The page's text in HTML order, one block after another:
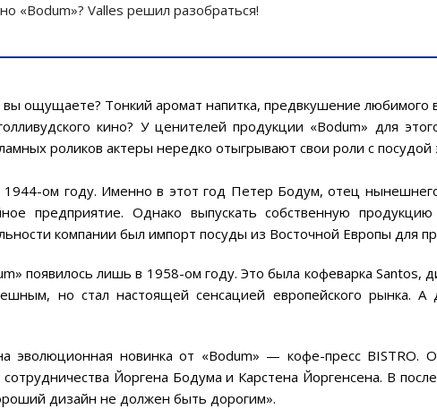
«Bodum»? Valles решил разобраться!
ощущаете? Тонкий аромат напитка, предвкушение любимого
кино? У ценителей продукции «Bodum» для
роликов актеры нередко отыгрывают свои роли с
1944-ом году. Именно в этот год Петер Бодум, отец
предприятие. Однако выпускать собственную
компании был импорт посуды из Восточной Европы для
появилось лишь в 1958-ом году. Это была кофеварка Santos,
но стал настоящей сенсацией европейского рынка. А
эволюционная новинка от «Bodum» — кофе-пресс BISTRO.
сотрудничества Йоргена Бодума и Карстена Йоргенсена. В
дизайн не должен быть дорогим».